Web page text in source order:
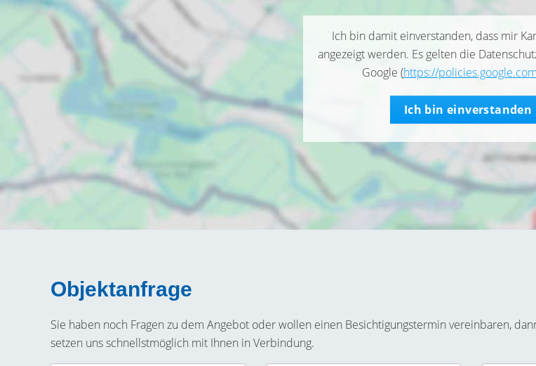
Ich bin damit einverstanden, dass mir
angezeigt werden. Es gelten die
Google (https://
Ich bin einverstanden
Objektanfrage
Sie haben noch Fragen zu dem Angebot oder wollen einen Besichtigungstermin vereinbaren,
setzen uns schnellstmöglich mit Ihnen in Verbindung.